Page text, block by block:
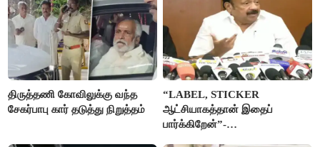
திருத்தணி கோவிலுக்கு வந்த
சேகர்பாபு கார் தடுத்து நிறுத்தம்
“LABEL, STICKER
ஆட்சியாகத்தான் இதைப்
பார்க்கிறேன்”-